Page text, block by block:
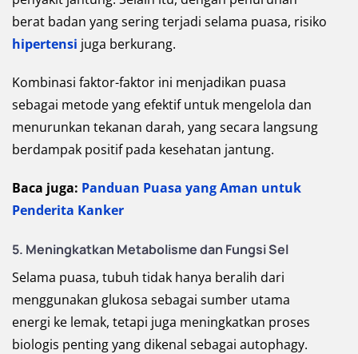
berat badan yang sering terjadi selama puasa, risiko
hipertensi juga berkurang.
Kombinasi faktor-faktor ini menjadikan puasa
sebagai metode yang efektif untuk mengelola dan
menurunkan tekanan darah, yang secara langsung
berdampak positif pada kesehatan jantung.
Baca juga: Panduan Puasa yang Aman untuk
Penderita Kanker
5. Meningkatkan Metabolisme dan Fungsi Sel
Selama puasa, tubuh tidak hanya beralih dari
menggunakan glukosa sebagai sumber utama
energi ke lemak, tetapi juga meningkatkan proses
biologis penting yang dikenal sebagai autophagy.